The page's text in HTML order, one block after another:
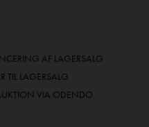
AF LAGERSALG
TIL LAGERSALG
VIA ODENDO